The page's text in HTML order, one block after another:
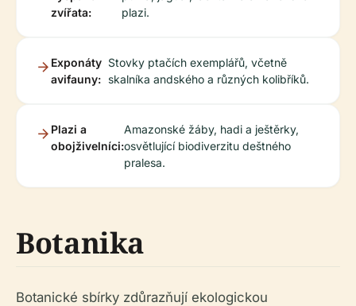
zvířata:
plazi.
Exponáty
avifauny:
Stovky ptačích exemplářů, včetně
skalníka andského a různých kolibříků.
Plazi a
obojživelníci:
Amazonské žáby, hadi a ještěrky,
osvětlující biodiverzitu deštného
pralesa.
Botanika
Botanické sbírky zdůrazňují ekologickou